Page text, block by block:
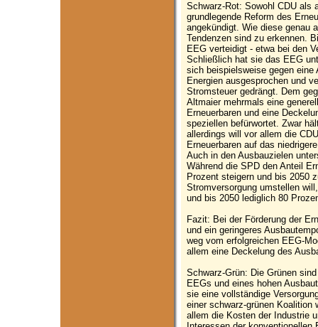
Schwarz-Rot: Sowohl CDU als
grundlegende Reform des
angekündigt. Wie diese genau
Tendenzen sind zu erkennen.
EEG verteidigt - etwa bei den
Schließlich hat sie das EEG
sich beispielsweise gegen eine
Energien ausgesprochen und
Stromsteuer gedrängt. Dem
Altmaier mehrmals eine
Erneuerbaren und eine
speziellen befürwortet. Zwar
allerdings will vor allem die
Erneuerbaren auf das
Auch in den Ausbauzielen
Während die SPD den Anteil
Prozent steigern und bis 2050
Stromversorgung umstellen
und bis 2050 lediglich 80
Fazit: Bei der Förderung der
und ein geringeres
weg vom erfolgreichen EEG-
allem eine Deckelung des
Schwarz-Grün: Die Grünen
EEGs und eines hohen
sie eine vollständige
einer schwarz-grünen Koalition
allem die Kosten der Industrie